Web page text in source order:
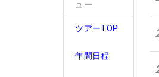
ュー
ツアーTOP
年間日程